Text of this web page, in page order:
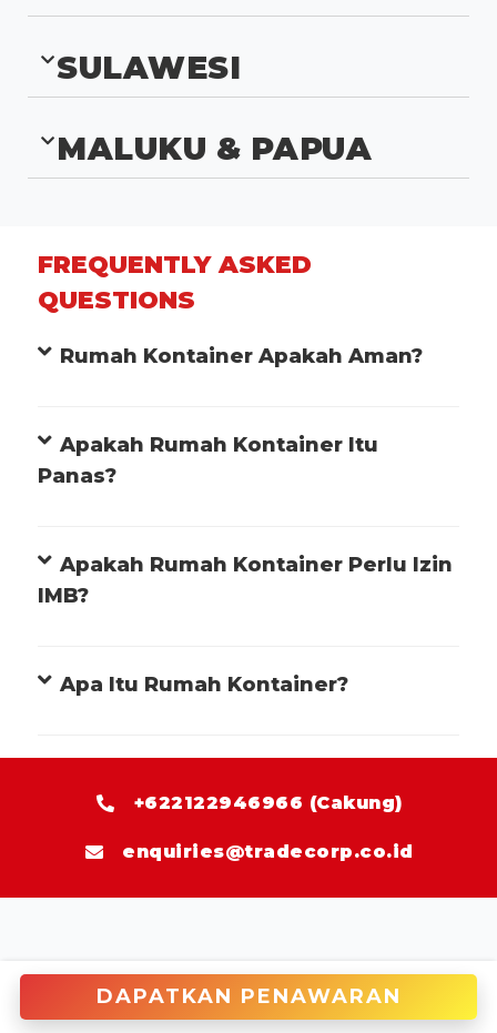
DAPATKAN PENAWARAN
BALI & NUSA
TENGGARA
KALIMANTAN
MALUKU & PAPUA
FREQUENTLY ASKED
QUESTIONS
Apa Itu Rumah Kontainer?
+622122946966 (Cakung)
enquiries@tradecorp.co.id